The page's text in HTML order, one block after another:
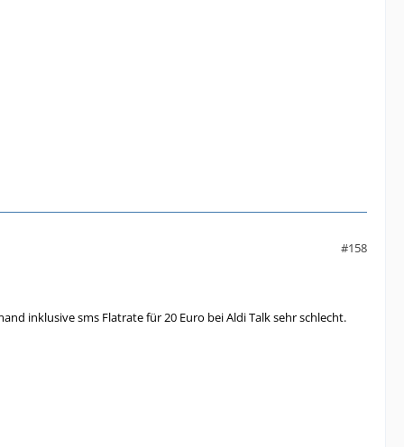
#158
inklusive sms Flatrate für 20 Euro bei Aldi Talk sehr schlecht.